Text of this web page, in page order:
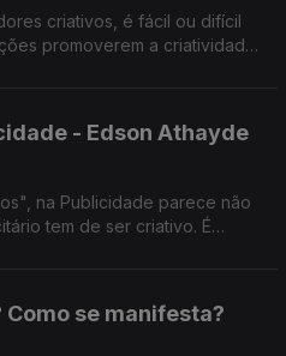
criativos, é fácil ou difícil
promoverem a criatividade?
- Edson Athayde
na Publicidade parece não
tem de ser criativo. É
se manifesta?